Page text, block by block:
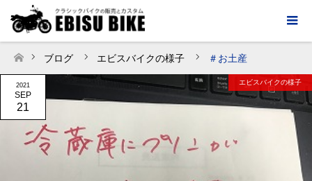
ホーム
ブログ エビスバイクの様子 ＃お土産
2021
SEP
21
エビスバイクの様子